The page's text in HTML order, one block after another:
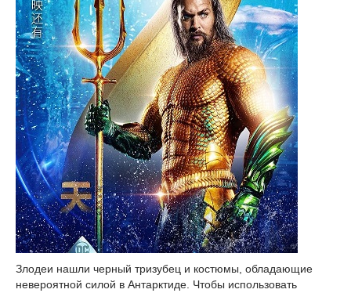
Злодеи нашли черный тризубец и костюмы, обладающие
невероятной силой в Антарктиде. Чтобы использовать